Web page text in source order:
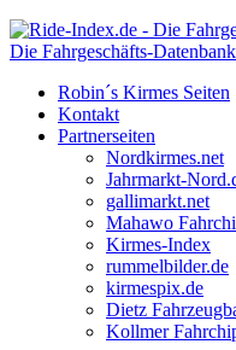
Die Fahrgeschäfts-
Robin´s Kirmes Seiten
Kontakt
Partnerseiten
Nordkirmes.net
Jahrmarkt-
gallimarkt.net
Mahawo
Kirmes-Index
rummelbilder.de
kirmespix.de
Dietz
Kollmer